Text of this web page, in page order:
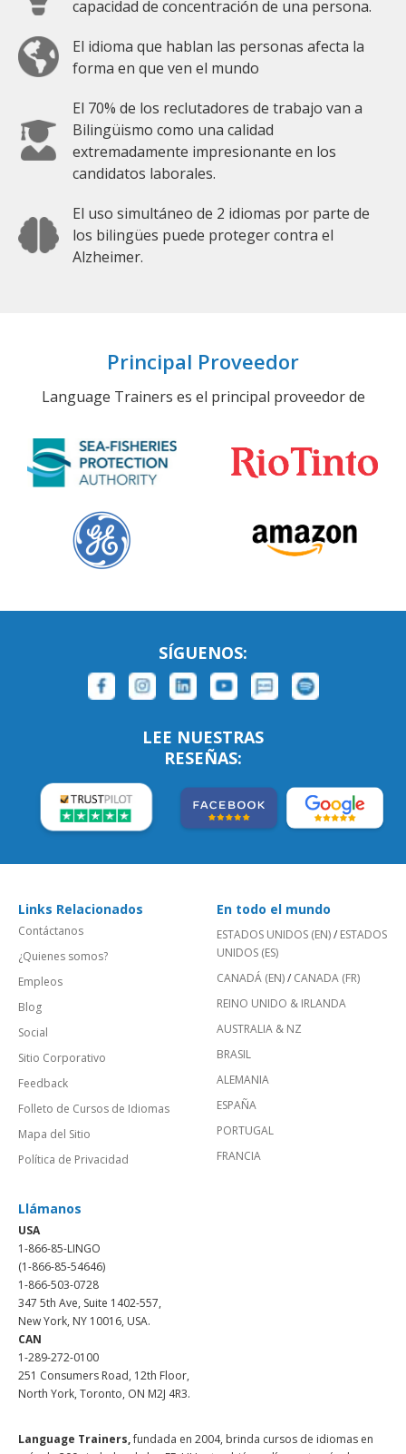
capacidad de concentración de una persona.
El idioma que hablan las personas afecta la
forma en que ven el mundo
El 70% de los reclutadores de trabajo van a
Bilingüismo como una calidad
extremadamente impresionante en los
candidatos laborales.
El uso simultáneo de 2 idiomas por parte de
los bilingües puede proteger contra el
Alzheimer.
Principal Proveedor
Language Trainers es el principal proveedor de
SÍGUENOS:
LEE NUESTRAS
RESEÑAS:
Links Relacionados
Contáctanos
¿Quienes somos?
Empleos
Blog
Social
Sitio Corporativo
Feedback
Folleto de Cursos de Idiomas
Mapa del Sitio
Política de Privacidad
En todo el mundo
ESTADOS UNIDOS (EN)/ ESTADOS
UNIDOS (ES)
CANADÁ (EN)/ CANADA (FR)
REINO UNIDO & IRLANDA
AUSTRALIA & NZ
BRASIL
ALEMANIA
ESPAÑA
PORTUGAL
FRANCIA
Llámanos
USA
1-866-85-LINGO
(1-866-85-54646)
1-866-503-0728
347 5th Ave, Suite 1402-557,
New York, NY 10016, USA.
CAN
1-289-272-0100
251 Consumers Road, 12th Floor,
North York, Toronto, ON M2J 4R3.
Language Trainers,fundada en 2004, brinda cursos de idiomas en